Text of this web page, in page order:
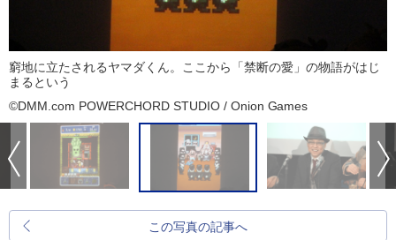
窮地に立たされるヤマダくん。ここから「禁断の愛」の物語がはじ
まるという
©DMM.com POWERCHORD STUDIO / Onion Games
この写真の記事へ